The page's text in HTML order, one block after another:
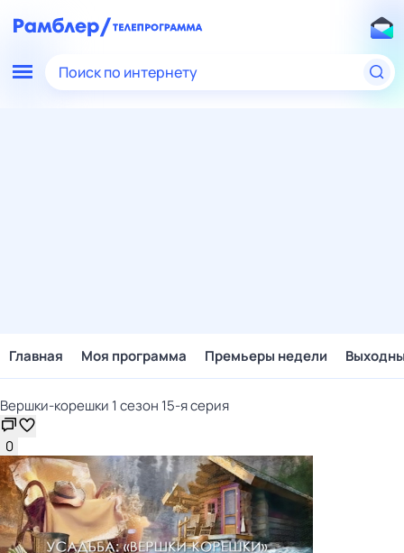
Поиск по интернету
Главная Моя программа Премьеры недели
Вершки-корешки 1 сезон 15-я серия
0